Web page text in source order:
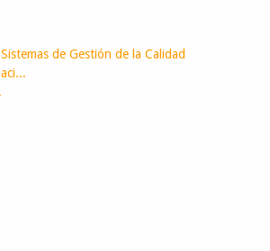
Sistemas de Gestión de la Calidad